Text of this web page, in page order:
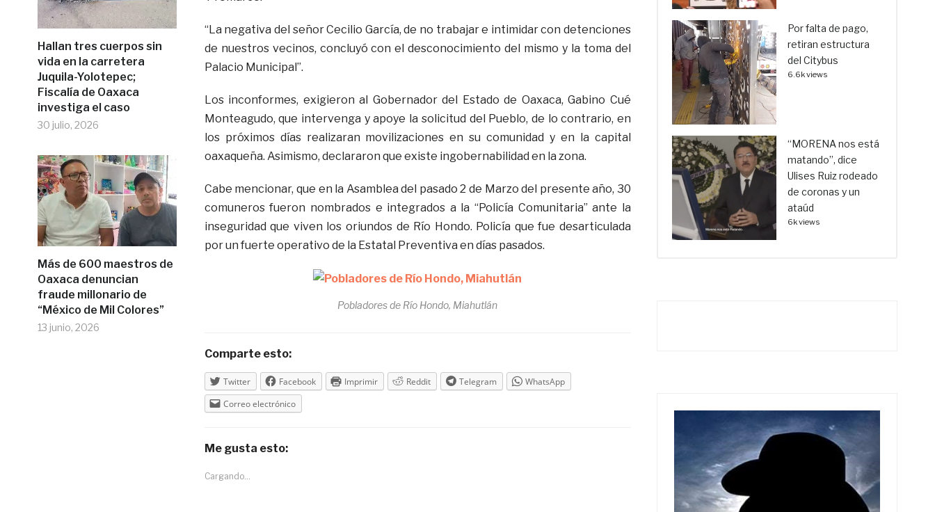
Hallan tres cuerpos sin
vida en la carretera
Juquila-Yolotepec;
Fiscalía de Oaxaca
investiga el caso
30 julio, 2026
Más de 600 maestros de
Oaxaca denuncian
fraude millonario de
“México de Mil Colores”
13 junio, 2026
“La negativa del señor Cecilio García, de no trabajar e intimidar con detenciones
de nuestros vecinos, concluyó con el desconocimiento del mismo y la toma del
Palacio Municipal”.
Los inconformes, exigieron al Gobernador del Estado de Oaxaca, Gabino Cué
Monteagudo, que intervenga y apoye la solicitud del Pueblo, de lo contrario, en
los próximos días realizaran movilizaciones en su comunidad y en la capital
oaxaqueña. Asimismo, declararon que existe ingobernabilidad en la zona.
Cabe mencionar, que en la Asamblea del pasado 2 de Marzo del presente año, 30
comuneros fueron nombrados e integrados a la “Policía Comunitaria” ante la
inseguridad que viven los oriundos de Río Hondo. Policía que fue desarticulada
por un fuerte operativo de la Estatal Preventiva en días pasados.
Pobladores de Río Hondo, Miahutlán
Comparte esto:
Twitter Facebook Imprimir Reddit Telegram
WhatsApp
Correo electrónico
Me gusta esto:
Cargando...
Por falta de pago,
retiran estructura
del Citybus
6.6k views
“MORENA nos está
matando”, dice
Ulises Ruiz rodeado
de coronas y un
ataúd
6k views